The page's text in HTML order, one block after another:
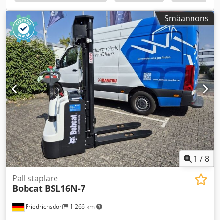
– 10 000 kg Masttyp: Triplex Växellåda: Momentomvandlare
Hastighetsklass: 20 Skick: Ny maskin Tekniskt skick: Ny
Framdäck typ: Superelastisk Framdäck storlek: 300x15-18
Framdäck skick: 80 – 100 % Bakdäck typ: Superelastisk
Bakdäck storlek: 7.00x12-14 Bakdäck skick: 80 – 100 %
Sidoförskjutning, gaffelställ med gaffelbreddsinställning,
3:e ventil, 4:e ventil, arbetsstrålkastare bak,
arbetsstrålkastare fram, värme, lastskyddsgaller, helhytt,
fullfrilyft, innerbackspegel, varningsljus, vindrutetorkare,
Backkamera, armstöd med minihandtag för fyra
hydraulfunktioner, körriktningsväxling i armstödet
Småannons
1 /8
Friedrichsdorf 1 266 km
Pall staplare
Bobcat BSL16N-7